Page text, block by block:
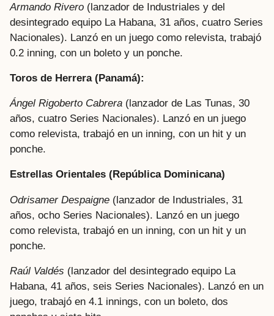
Armando Rivero (lanzador de Industriales y del
desintegrado equipo La Habana, 31 años, cuatro Series
Nacionales). Lanzó en un juego como relevista, trabajó
0.2 inning, con un boleto y un ponche.
Toros de Herrera (Panamá):
Ángel Rigoberto Cabrera (lanzador de Las Tunas, 30
años, cuatro Series Nacionales). Lanzó en un juego
como relevista, trabajó en un inning, con un hit y un
ponche.
Estrellas Orientales (República Dominicana)
Odrisamer Despaigne (lanzador de Industriales, 31
años, ocho Series Nacionales). Lanzó en un juego
como relevista, trabajó en un inning, con un hit y un
ponche.
Raúl Valdés (lanzador del desintegrado equipo La
Habana, 41 años, seis Series Nacionales). Lanzó en un
juego, trabajó en 4.1 innings, con un boleto, dos